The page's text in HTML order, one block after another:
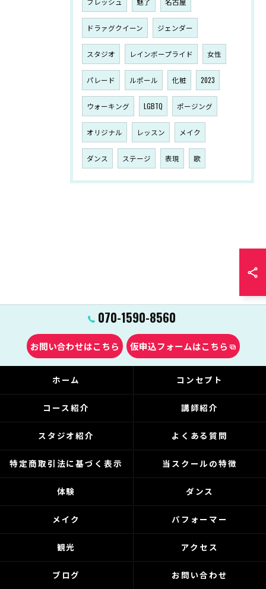
ドラァグクイーン ジェンダー
スタジオ レインボープライド 女性
パレード ルポール 化粧 2023
ウォーキング LGBTQ ポージング
オリジナル レッスン メイク
ダンス ステージ 表現 歌
070-1590-8560
お問い合わせはこちら 仮申込フォームはこちら
ホーム コンセプト
コース紹介 講師紹介
スタジオ紹介 よくある質問
特定商取引法に基づく表示 当スクールの特徴
体験 ダンス
メイク パフォーマー
観光 アクセス
ブログ お問い合わせ